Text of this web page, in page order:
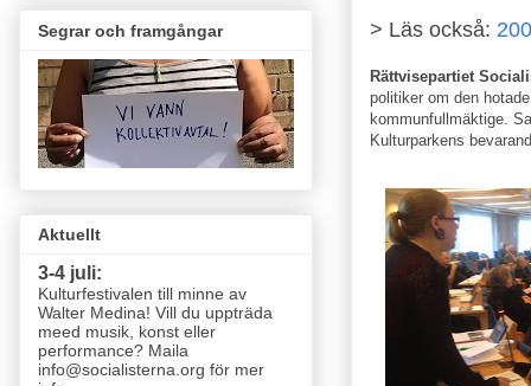
> Läs också:
Rättvisepartiet
politiker om den
kommunfullmäktige.
Kulturparkens
Segrar och framgångar
Aktuellt
3-4 juli:
Kulturfestivalen till minne av
Walter Medina! Vill du uppträda
meed musik, konst eller
performance? Maila
info@socialisterna.org för mer